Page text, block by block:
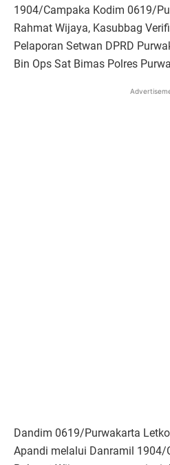
1904/Campaka Kodim 0619/
Rahmat Wijaya, Kasubbag
Pelaporan Setwan DPRD
Bin Ops Sat Bimas Polres
Dandim 0619/Purwakarta
Apandi melalui Danramil 1904/